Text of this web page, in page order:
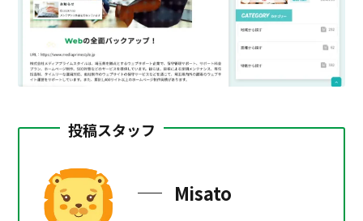
投稿スタッフ
Misato